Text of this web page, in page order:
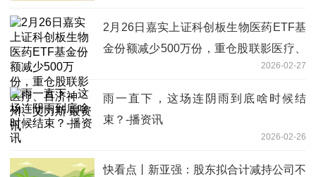
2月26日嘉实上证科创板生物医药ETF基
金份额减少500万份，重仓股联影医疗、
2026-02-27
雨一直下，这场连阴雨到底啥时候结
束？-播资讯
2026-02-26
快看点丨新亚强：股东拟合计减持公司不